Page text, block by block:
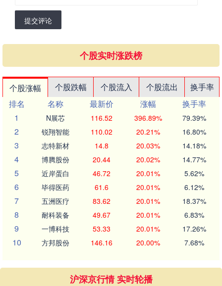
提交评论
个股实时涨跌榜
个股涨幅 个股跌幅 个股流入 个股流出
换手率
排名
名称 最新价 涨幅
换手率
1
N展芯 116.52 396.89% 79.39%
2 锐翔智能 110.02 20.21% 16.80%
3 志特新材 14.8 20.03% 14.18%
4 博腾股份 20.44 20.02% 14.77%
5 近岸蛋白 46.72 20.01% 5.62%
6 毕得医药 61.6 20.01% 6.12%
7 五洲医疗 83.62 20.01% 18.37%
8 耐科装备 49.67 20.01% 6.83%
9 一博科技 53.33 20.01% 17.26%
10 方邦股份 146.16 20.00% 7.68%
沪深京行情 实时轮播